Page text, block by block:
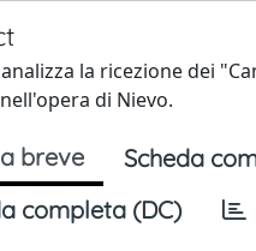
la ricezione dei
di Nievo.
breve
Scheda
completa (DC)